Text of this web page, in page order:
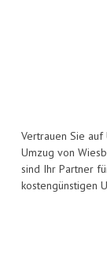
Vertrauen Sie
Umzug von
sind Ihr Partner
kostengünstigen